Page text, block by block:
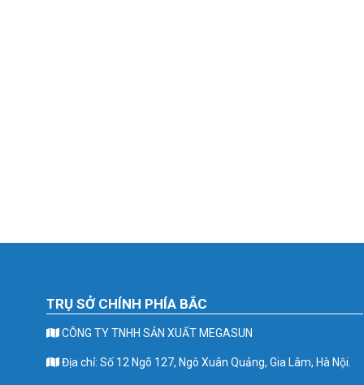
TRỤ SỞ CHÍNH PHÍA BẮC
CÔNG TY TNHH SẢN XUẤT MEGASUN
Địa chỉ: Số 12 Ngõ 127, Ngô Xuân Quảng, Gia Lâm, Hà Nội.